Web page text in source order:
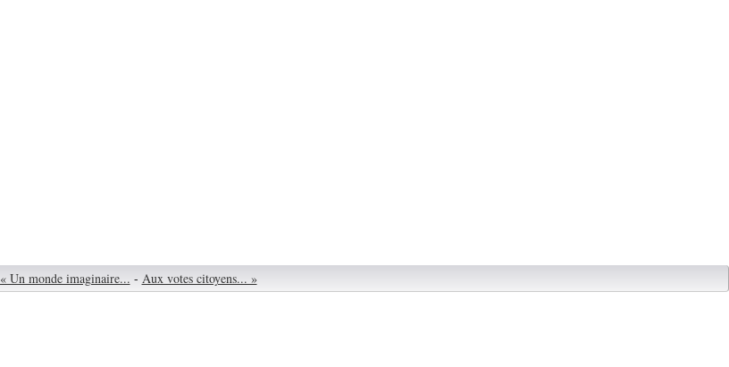
« Un monde imaginaire... - Aux votes citoyens... »